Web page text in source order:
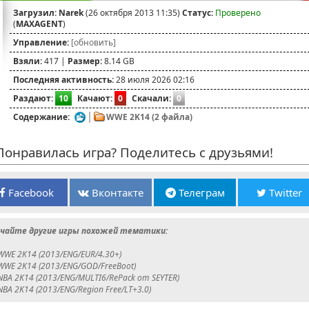
Загрузил: Narek(26 октября 2013 11:35) Статус: Проверено
(MAXAGENT)
Управление: [обновить]
Взяли:417 | Размер:8.14 GB
Последняя активность:28 июля 2026 02:16
Раздают: 10 Качают: 0 Скачали: 0
Содержание:
WWE 2K14 (2 файла)
игра? Поделитесь с друзьями!
Facebook Вконтакте Телеграм Twitter
другие игры похожей тематики:
2K14 (2013/ENG/EUR/4.30+)
2K14 (2013/ENG/GOD/FreeBoot)
2K14 (2013/ENG/MULTI6/RePack от SEYTER)
2K14 (2013/ENG/Region Free/LT+3.0)